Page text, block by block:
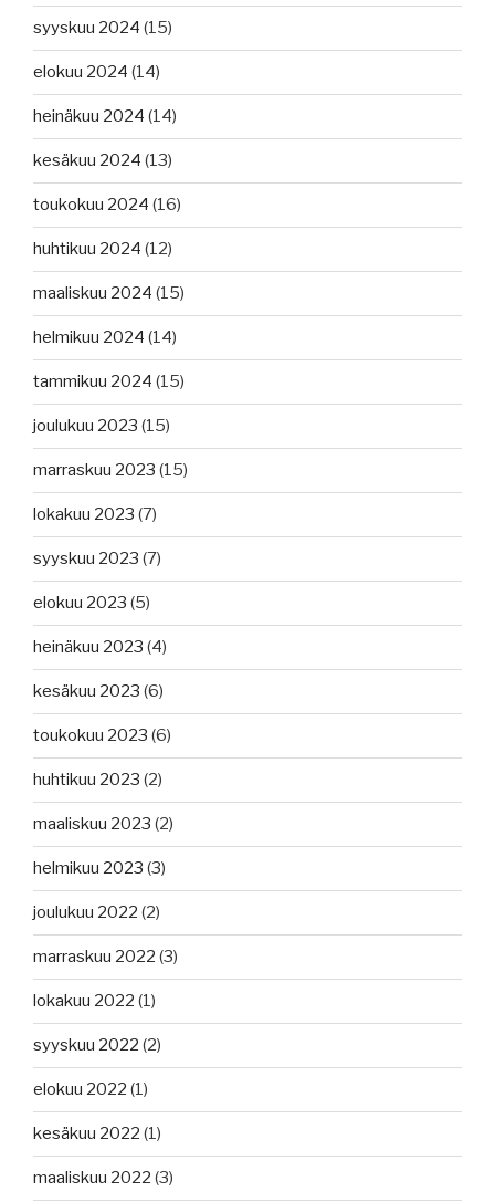
syyskuu 2024 (15)
elokuu 2024 (14)
heinäkuu 2024 (14)
kesäkuu 2024 (13)
toukokuu 2024 (16)
huhtikuu 2024 (12)
maaliskuu 2024 (15)
helmikuu 2024 (14)
tammikuu 2024 (15)
joulukuu 2023 (15)
marraskuu 2023 (15)
lokakuu 2023 (7)
syyskuu 2023 (7)
elokuu 2023 (5)
heinäkuu 2023 (4)
kesäkuu 2023 (6)
toukokuu 2023 (6)
huhtikuu 2023 (2)
maaliskuu 2023 (2)
helmikuu 2023 (3)
joulukuu 2022 (2)
marraskuu 2022 (3)
lokakuu 2022 (1)
syyskuu 2022 (2)
elokuu 2022 (1)
kesäkuu 2022 (1)
maaliskuu 2022 (3)